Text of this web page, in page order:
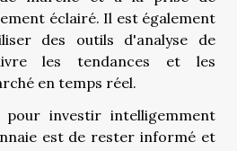
éclairé. Il est également
des outils d'analyse de
les tendances et les
en temps réel.
investir intelligemment
est de rester informé et